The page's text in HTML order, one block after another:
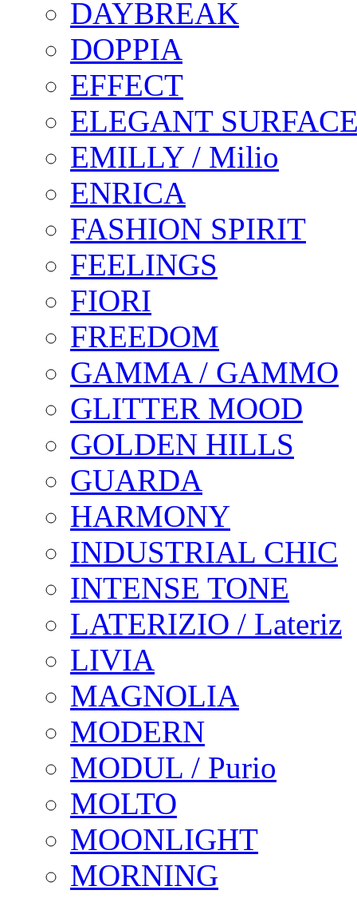
DAYBREAK
DOPPIA
EFFECT
ELEGANT
EMILLY / Milio
ENRICA
FASHION SPIRIT
FEELINGS
FIORI
FREEDOM
GAMMA / GAMMO
GLITTER MOOD
GOLDEN HILLS
GUARDA
HARMONY
INDUSTRIAL CHIC
INTENSE TONE
LATERIZIO / Lateriz
LIVIA
MAGNOLIA
MODERN
MODUL / Purio
MOLTO
MOONLIGHT
MORNING